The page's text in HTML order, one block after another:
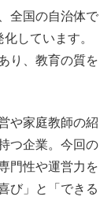
全国の自治体で
しています。
り、教育の質を
や家庭教師の紹
つ企業。今回の
門性や運営力を
び」と「できる